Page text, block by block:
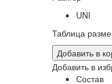
UNI
Таблица
Добавить в
Добавить в
Состав